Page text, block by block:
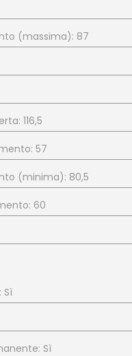
(massima): 87
116,5
57
(minima): 80,5
60
Sì
Sì